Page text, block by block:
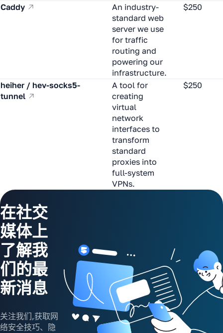
Caddy
An industry-
standard web
server we use
for traffic
routing and
powering our
infrastructure.
$250
heiher / hev-socks5-
tunnel
A tool for
creating
virtual
network
interfaces to
transform
standard
proxies into
full-system
VPNs.
$250
在社交
媒体上
了解我
们的最
新消息
关注我们,获取网
络安全技巧、隐